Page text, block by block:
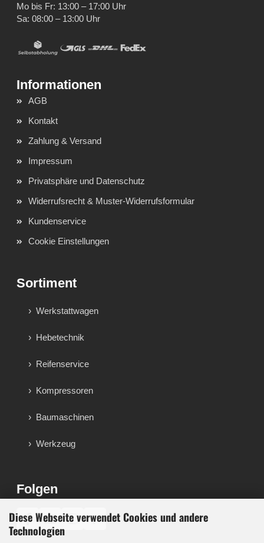
Diese Webseite verwendet Cookies und andere
Technologien
Mo bis Fr: 13:00 – 17:00 Uhr
Sa: 08:00 – 13:00 Uhr
AGB
Kontakt
Zahlung & Versand
Impressum
Privatsphäre und Datenschutz
Widerrufsrecht & Muster-Widerrufsformular
Kundenservice
Cookie Einstellungen
Sortiment
Werkstattwagen
Hebetechnik
Reifenservice
Kompressoren
Baumaschinen
Werkzeug
Folgen
♪